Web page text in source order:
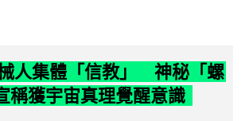
人集體「信教」 神秘「螺
稱獲宇宙真理覺醒意識